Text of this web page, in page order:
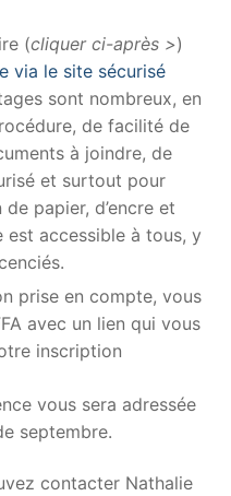
(cliquer ci-après >)
via le site sécurisé
sont nombreux, en
de facilité de
à joindre, de
et surtout pour
papier, d’encre et
est accessible à tous, y
prise en compte, vous
avec un lien qui vous
inscription
vous sera adressée
septembre.
contacter Nathalie